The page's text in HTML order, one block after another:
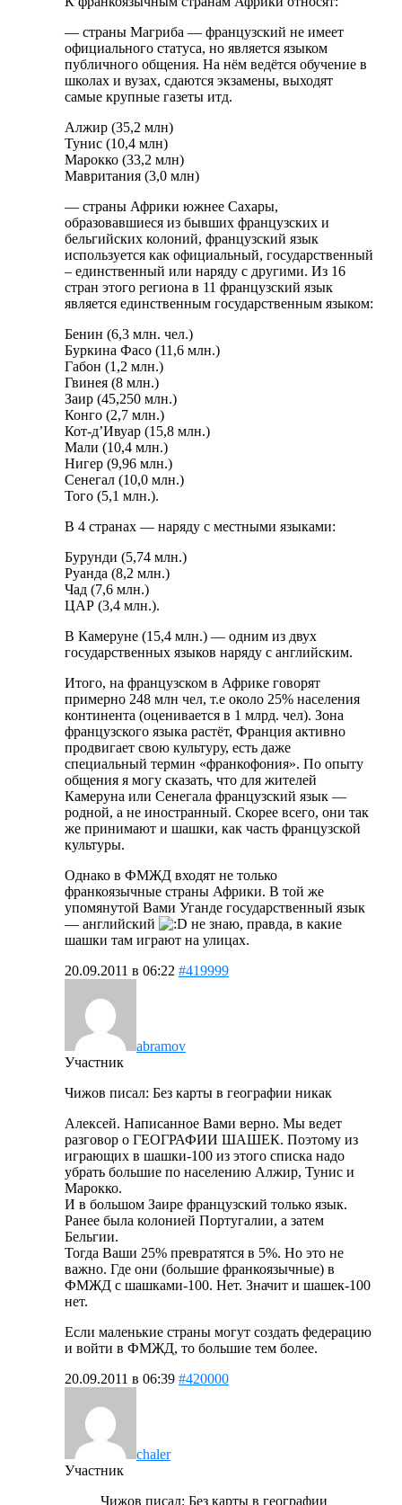
— страны Магриба — французский не имеет
официального статуса, но является языком
публичного общения. На нём ведётся обучение в
школах и вузах, сдаются экзамены, выходят
самые крупные газеты итд.
Алжир (35,2 млн)
Тунис (10,4 млн)
Марокко (33,2 млн)
Мавритания (3,0 млн)
— страны Африки южнее Сахары,
образовавшиеся из бывших французских и
бельгийских колоний, французский язык
используется как официальный, государственный
– единственный или наряду с другими. Из 16
стран этого региона в 11 французский язык
является единственным государственным языком:
Бенин (6,3 млн. чел.)
Буркина Фасо (11,6 млн.)
Габон (1,2 млн.)
Гвинея (8 млн.)
Заир (45,250 млн.)
Конго (2,7 млн.)
Кот-д’Ивуар (15,8 млн.)
Мали (10,4 млн.)
Нигер (9,96 млн.)
Сенегал (10,0 млн.)
Того (5,1 млн.).
В 4 странах — наряду с местными языками:
Бурунди (5,74 млн.)
Руанда (8,2 млн.)
Чад (7,6 млн.)
ЦАР (3,4 млн.).
В Камеруне (15,4 млн.) — одним из двух
государственных языков наряду с английским.
Итого, на французском в Африке говорят
примерно 248 млн чел, т.е около 25% населения
континента (оценивается в 1 млрд. чел). Зона
французского языка растёт, Франция активно
продвигает свою культуру, есть даже
специальный термин «франкофония». По опыту
общения я могу сказать, что для жителей
Камеруна или Сенегала французский язык —
родной, а не иностранный. Скорее всего, они так
же принимают и шашки, как часть французской
культуры.
Однако в ФМЖД входят не только
франкоязычные страны Африки. В той же
упомянутой Вами Уганде государственный язык
— английский
не знаю, правда, в какие
шашки там играют на улицах.
20.09.2011 в 06:22 #419999
abramov
Участник
Чижов писал: Без карты в географии никак
Алексей. Написанное Вами верно. Мы ведет
разговор о ГЕОГРАФИИ ШАШЕК. Поэтому из
играющих в шашки-100 из этого списка надо
убрать большие по населению Алжир, Тунис и
Марокко.
И в большом Заире французский только язык.
Ранее была колонией Португалии, а затем
Бельгии.
Тогда Ваши 25% превратятся в 5%. Но это не
важно. Где они (большие франкоязычные) в
ФМЖД с шашками-100. Нет. Значит и шашек-100
нет.
Если маленькие страны могут создать федерацию
и войти в ФМЖД, то большие тем более.
20.09.2011 в 06:39 #420000
chaler
Участник
Чижов писал: Без карты в географии